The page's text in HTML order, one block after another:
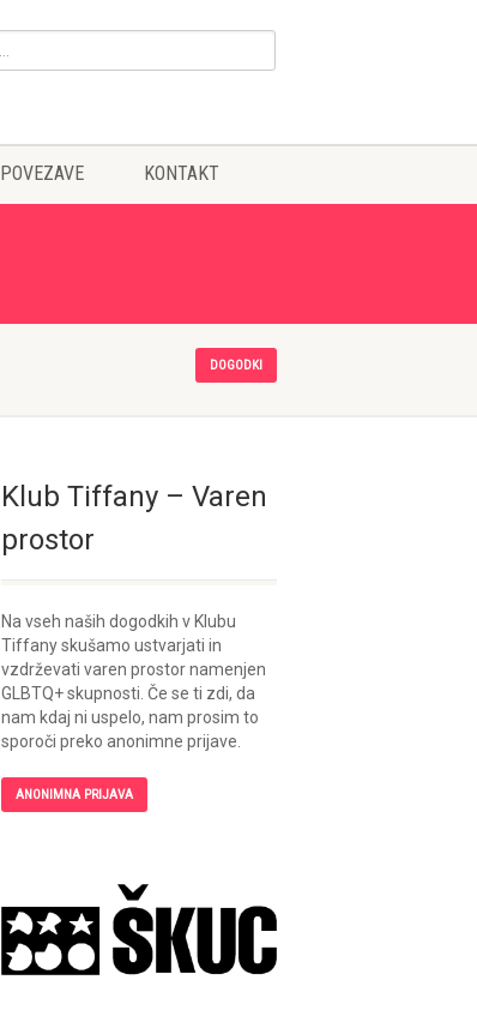
POVEZAVE KONTAKT
DOGODKI
Klub Tiffany – Varen
prostor
Na vseh naših dogodkih v Klubu
Tiffany skušamo ustvarjati in
vzdrževati varen prostor namenjen
GLBTQ+ skupnosti. Če se ti zdi, da
nam kdaj ni uspelo, nam prosim to
sporoči preko anonimne prijave.
ANONIMNA PRIJAVA